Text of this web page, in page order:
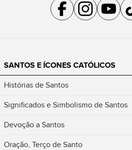
Acompanhe a gente no
Acompanhe a
SANTOS E ÍCONES CATÓLICOS
Histórias de Santos
Significados e Simbolismo de Santos
Devoção a Santos
Oração, Terço de Santo